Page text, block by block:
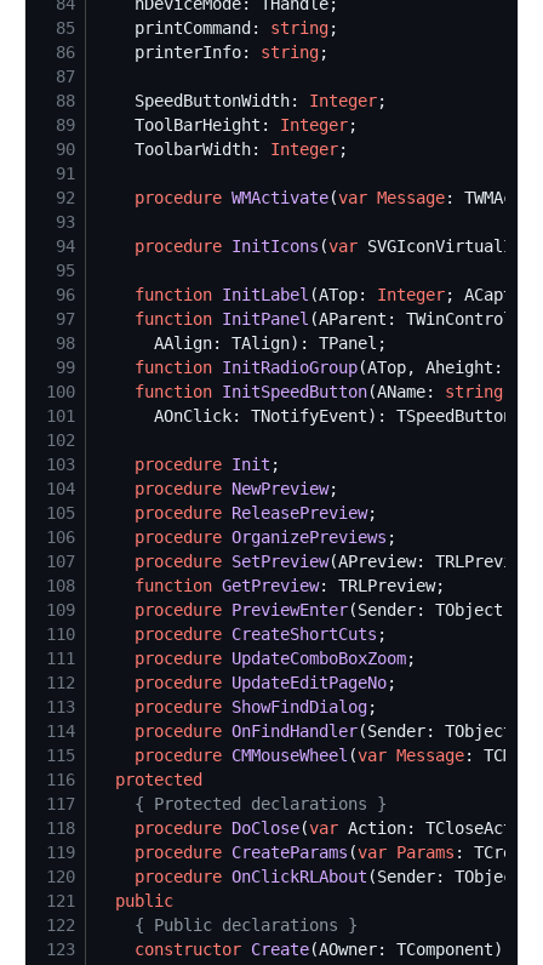
85
    printCommand:
string
86
    printerInfo:
string
87
88
    SpeedButtonWidth:
Integer
89
    ToolBarHeight:
Integer
90
    ToolbarWidth:
Integer
91
92
procedure WMActivate(var Message:
93
94
procedure InitIcons (var
95
96
function InitLabel (ATop: Integer;
97
function InitPanel (AParent: TWinControl;
98
99
function InitRadioGroup(ATop, Aheight:
100
function InitSpeedButton(AName: string
101
102
103
procedure Init
104
procedure NewPreview
105
procedure ReleasePreview
106
procedure OrganizePreviews
107
procedure SetPreview
108
function GetPreview
109
procedure PreviewEnter
110
procedure CreateShortCuts
111
procedure UpdateComboBoxZoom
112
procedure UpdateEditPageNo
113
procedure ShowFindDialog
114
procedure OnFindHandler(Sender: TObject;
115
procedure CMMouseWheel (var Message:
116
protected
117
{ Protected declarations }
118
procedure DoClose(var Action:
119
procedure CreateParams (var Params :
120
procedure OnClickRLAbout
121
public
122
{ Public declarations }
123
constructor Create(AOwner: TComponent);